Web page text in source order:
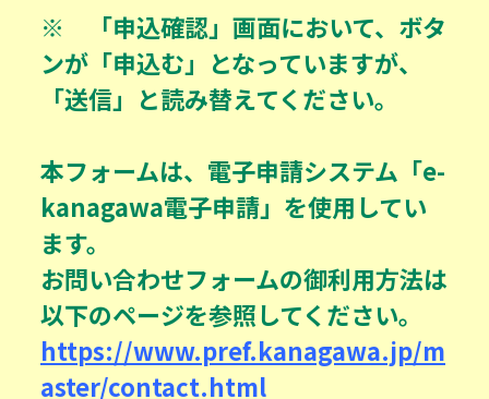
※ 「申込確認」画面において、ボタ
ンが「申込む」となっていますが、
「送信」と読み替えてください。
本フォームは、電子申請システム「e-
kanagawa電子申請」を使用してい
ます。
お問い合わせフォームの御利用方法は
以下のページを参照してください。
https://www.pref.kanagawa.jp/m
aster/contact.html